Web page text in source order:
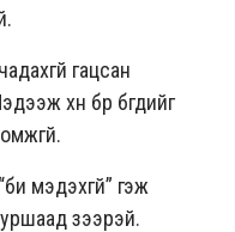
гацсан
хүн бүр бүгдийг
мэдэхгүй” гэж
үзээрэй.